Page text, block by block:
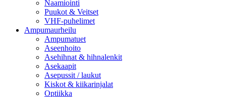
Naamiointi
Puukot & Veitset
VHF-puhelimet
Ampumaurheilu
Ampumatuet
Aseenhoito
Asehihnat & hihnalenkit
Asekaapit
Asepussit / laukut
Kiskot & kiikarinjalat
Optiikka